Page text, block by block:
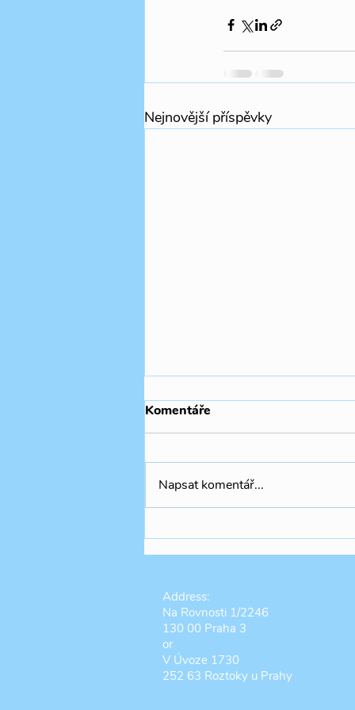
Nejnovější příspěvky
Komentáře
Napsat komentář...
Address:
Na Rovnosti 1/2246
130 00 Praha 3
or
V Úvoze 1730
252 63 Roztoky u Prahy